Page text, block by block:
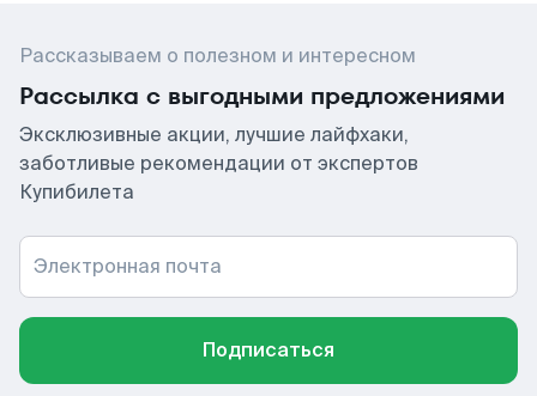
Рассказываем о полезном и интересном
Рассылка с выгодными предложениями
Эксклюзивные акции, лучшие лайфхаки,
заботливые рекомендации от экспертов
Купибилета
Электронная почта
Подписаться